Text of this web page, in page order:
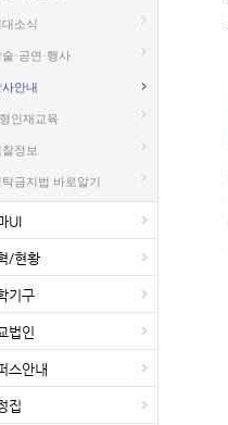
대소식
술·공연·행사
사안내
인재교육
찰정보
탁금지법 바로알기
UI
/현황
기구
법인
스안내
집